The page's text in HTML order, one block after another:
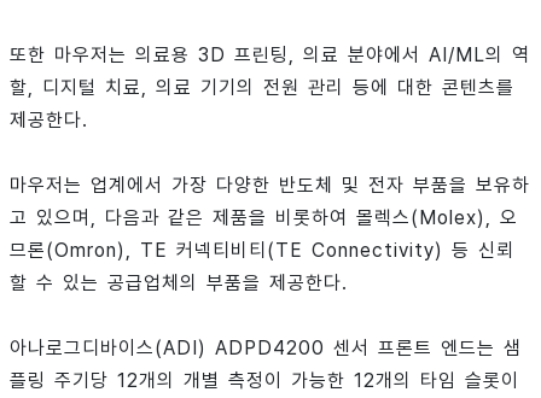
또한 마우저는 의료용 3D 프린팅, 의료 분야에서 AI/ML의 역
할, 디지털 치료, 의료 기기의 전원 관리 등에 대한 콘텐츠를
제공한다.
마우저는 업계에서 가장 다양한 반도체 및 전자 부품을 보유하
고 있으며, 다음과 같은 제품을 비롯하여 몰렉스(Molex), 오
므론(Omron), TE 커넥티비티(TE Connectivity) 등 신뢰
할 수 있는 공급업체의 부품을 제공한다.
아나로그디바이스(ADI) ADPD4200 센서 프론트 엔드는 샘
플링 주기당 12개의 개별 측정이 가능한 12개의 타임 슬롯이